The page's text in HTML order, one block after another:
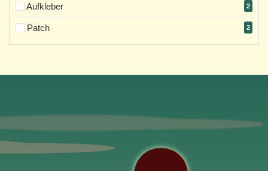
Aufkleber 2
Patch 2